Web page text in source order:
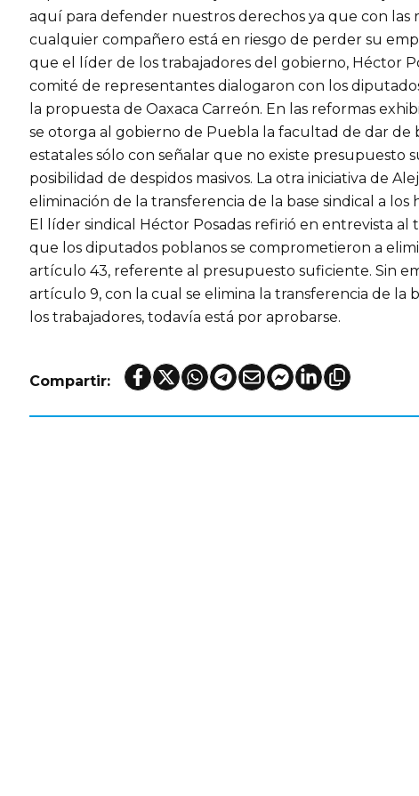
aquí para defender nuestros derechos ya que con las
cualquier compañero está en riesgo de perder su
que el líder de los trabajadores del gobierno, Héctor
comité de representantes dialogaron con los
la propuesta de Oaxaca Carreón. En las reformas
se otorga al gobierno de Puebla la facultad de dar de
estatales sólo con señalar que no existe presupuesto
posibilidad de despidos masivos. La otra iniciativa de
eliminación de la transferencia de la base sindical a los
El líder sindical Héctor Posadas refirió en entrevista
que los diputados poblanos se comprometieron a
artículo 43, referente al presupuesto suficiente. Sin
artículo 9, con la cual se elimina la transferencia de la
los trabajadores, todavía está por aprobarse.
Compartir: